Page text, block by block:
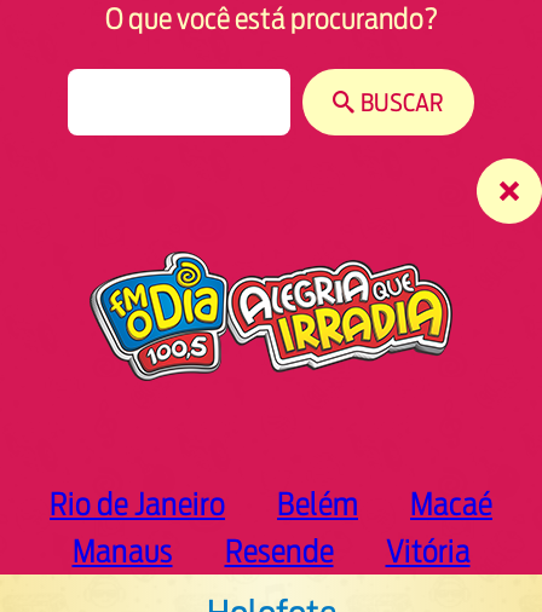
O que você está procurando?
BUSCAR
Rio de Janeiro Belém
Macaé
Manaus
Resende Vitória